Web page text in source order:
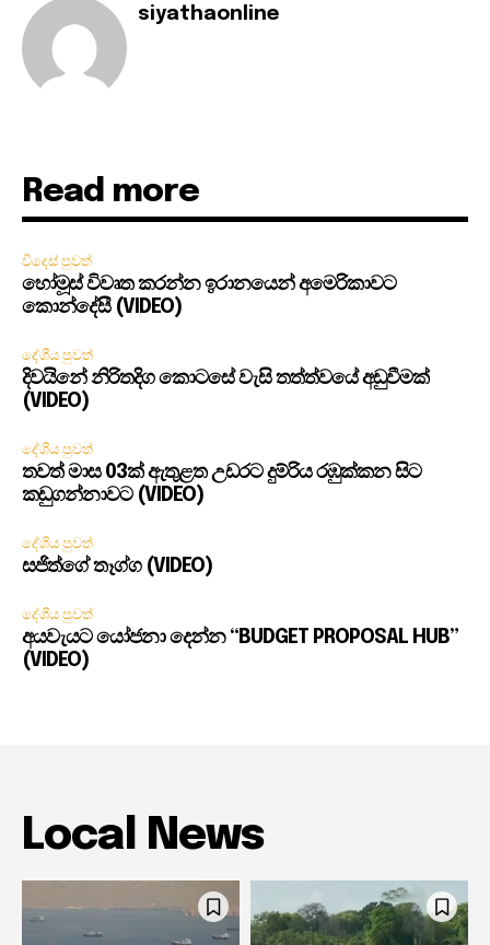
siyathaonline
Read more
විදෙස් පුවත්
හෝමූස් විවෘත කරන්න ඉරානයෙන් අමෙරිකාවට
කොන්දේසී (VIDEO)
දේශීය පුවත්
දිවයිනේ නිරිතදිග කොටසේ වැසි තත්ත්වයේ අඩුවීමක්
(VIDEO)
දේශීය පුවත්
තවත් මාස 03ක් ඇතුළත උඩරට දුම්රිය රඹුක්කන සිට
කඩුගන්නාවට (VIDEO)
දේශීය පුවත්
සජිත්ගේ තෑග්ග (VIDEO)
දේශීය පුවත්
අයවැයට යෝජනා දෙන්න “BUDGET PROPOSAL HUB”
(VIDEO)
Local News